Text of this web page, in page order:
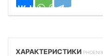
ХАРАКТЕРИСТИКИ